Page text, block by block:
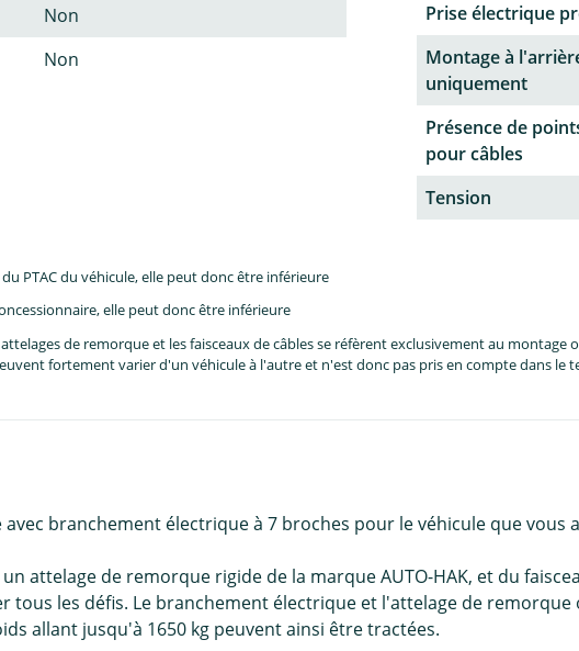
Non
Non
Prise électrique
Montage à
uniquement
Présence de
pour câbles
Tension
PTAC du véhicule, elle peut donc être inférieure
elle peut donc être inférieure
de remorque et les faisceaux de câbles se réfèrent exclusivement au
fortement varier d'un véhicule à l'autre et n'est donc pas pris en compte dans le
branchement électrique à 7 broches pour le véhicule que vous
attelage de remorque rigide de la marque AUTO-HAK, et du
les défis. Le branchement électrique et l'attelage de remorque
allant jusqu'à 1650 kg peuvent ainsi être tractées.